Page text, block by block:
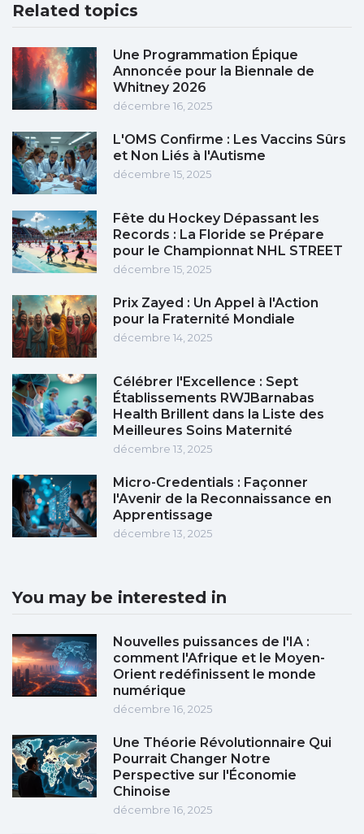
Related topics
Une Programmation Épique
Annoncée pour la Biennale de
Whitney 2026
décembre 16, 2025
L'OMS Confirme : Les Vaccins Sûrs
et Non Liés à l'Autisme
décembre 15, 2025
Fête du Hockey Dépassant les
Records : La Floride se Prépare
pour le Championnat NHL STREET
décembre 15, 2025
Prix Zayed : Un Appel à l'Action
pour la Fraternité Mondiale
décembre 14, 2025
Célébrer l'Excellence : Sept
Établissements RWJBarnabas
Health Brillent dans la Liste des
Meilleures Soins Maternité
décembre 13, 2025
Micro-Credentials : Façonner
l'Avenir de la Reconnaissance en
Apprentissage
décembre 13, 2025
You may be interested in
Nouvelles puissances de l'IA :
comment l'Afrique et le Moyen-
Orient redéfinissent le monde
numérique
décembre 16, 2025
Une Théorie Révolutionnaire Qui
Pourrait Changer Notre
Perspective sur l'Économie
Chinoise
décembre 16, 2025